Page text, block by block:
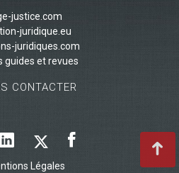
justice.com
juridique.eu
juridiques.com
guides et revues
CONTACTER
Légales